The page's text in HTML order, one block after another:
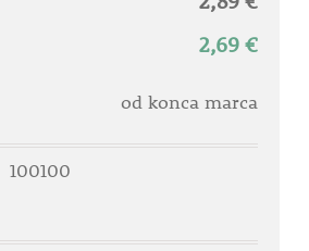
2,69 €
od konca marca
100100